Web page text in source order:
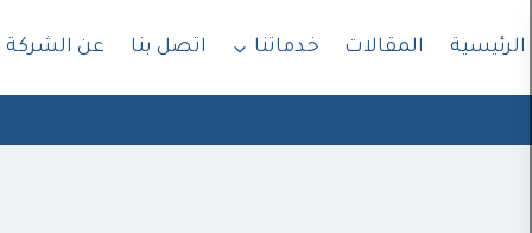
الرئيسية المقالات خدماتنا اتصل بنا عن الشركة